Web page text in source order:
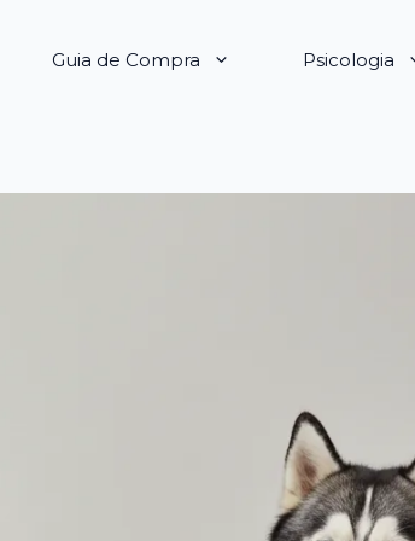
Guia de Compra Psicologia